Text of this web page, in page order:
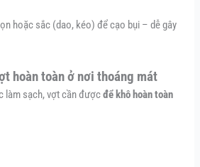
hoặc sắc (dao, kéo) để cạo bụi – dễ gây
hoàn toàn ở nơi thoáng mát
làm sạch, vợt cần đượcđể khô hoàn toàn